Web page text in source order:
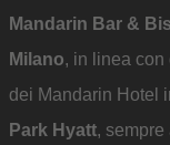
Mandarin Bar &
Milano, in linea
dei Mandarin Hotel
Park Hyatt,